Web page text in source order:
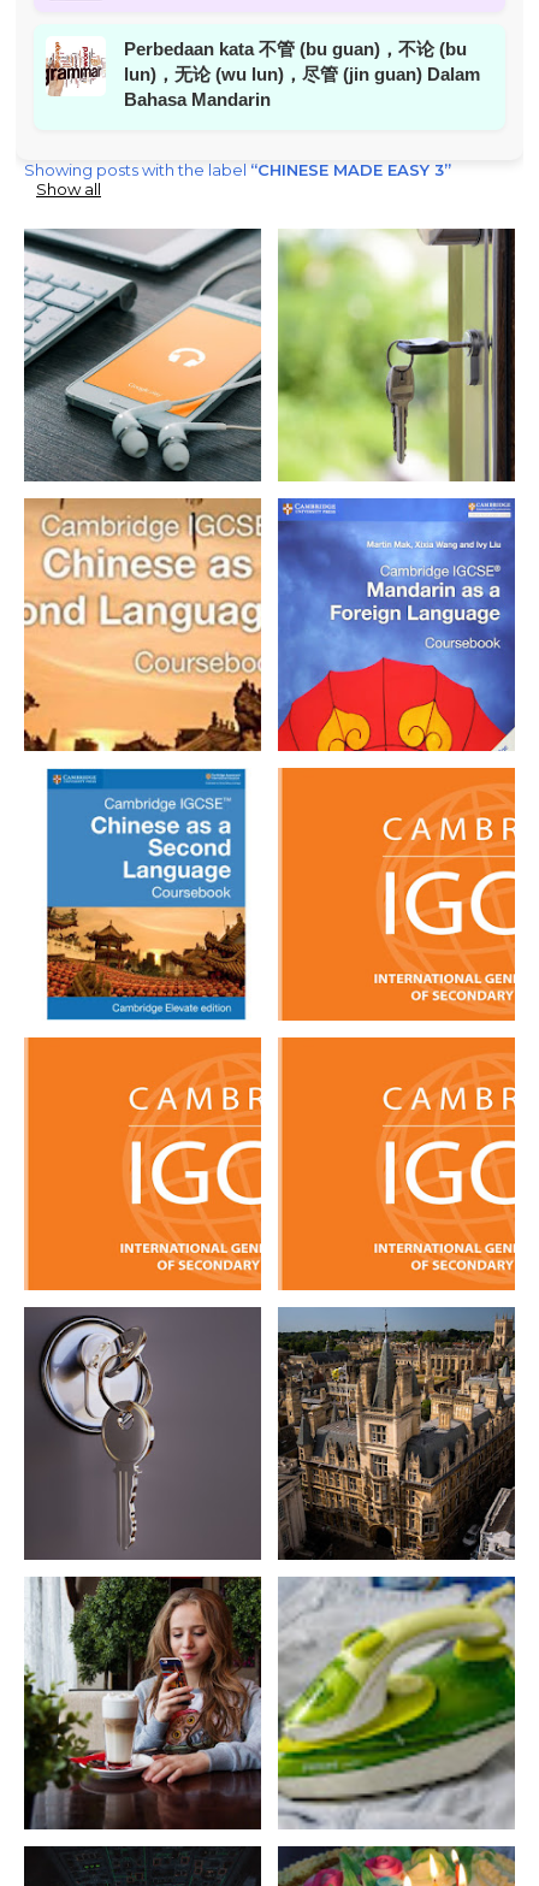
Perbedaan kata 不管 (bu guan)，不论 (bu
lun)，无论 (wu lun)，尽管 (jin guan) Dalam
Bahasa Mandarin
Showing posts with the label
CHINESE MADE EASY 3
Show all